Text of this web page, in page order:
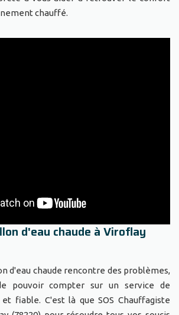
chauffé.
d'eau chaude à Viroflay
d'eau chaude rencontre des problèmes,
pouvoir compter sur un service de
fiable. C'est là que SOS Chauffagiste